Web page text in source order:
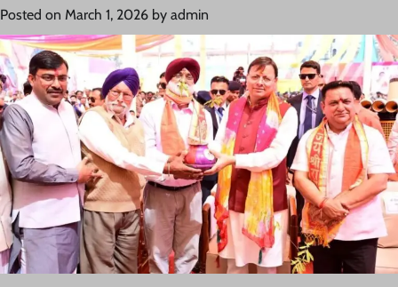
Posted on March 1, 2026 by admin